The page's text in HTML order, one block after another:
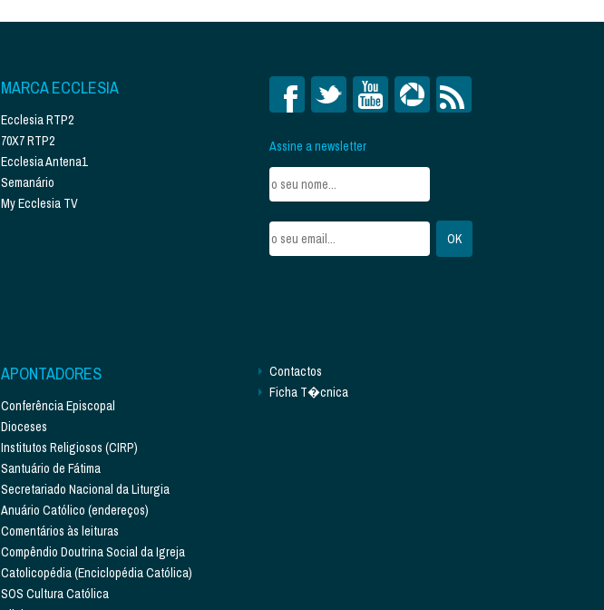
MARCA ECCLESIA
Ecclesia RTP2
70X7 RTP2
Ecclesia Antena1
Semanário
My Ecclesia TV
Assine a newsletter
APONTADORES
Conferência Episcopal
Dioceses
Institutos Religiosos (CIRP)
Santuário de Fátima
Secretariado Nacional da Liturgia
Anuário Católico (endereços)
Comentários às leituras
Compêndio Doutrina Social da Igreja
Catolicopédia (Enciclopédia Católica)
SOS Cultura Católica
Contactos
Ficha T�cnica